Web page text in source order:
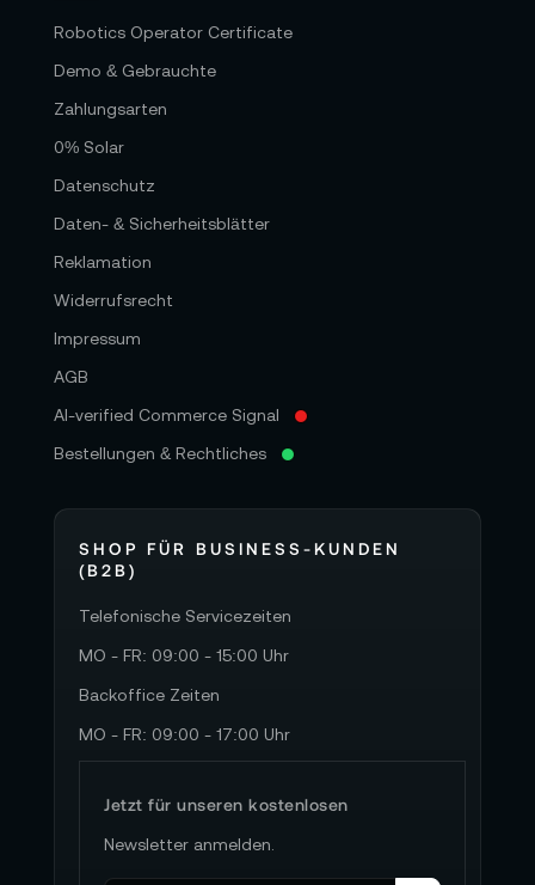
Robotics Operator Certificate
Demo & Gebrauchte
Zahlungsarten
0% Solar
Datenschutz
Daten- & Sicherheitsblätter
Reklamation
Widerrufsrecht
Impressum
AGB
AI-verified Commerce Signal
Bestellungen & Rechtliches
SHOP FÜR BUSINESS-KUNDEN
(B2B)
Telefonische Servicezeiten
MO - FR: 09:00 - 15:00 Uhr
Backoffice Zeiten
MO - FR: 09:00 - 17:00 Uhr
Jetzt für unseren kostenlosen
Newsletter anmelden.